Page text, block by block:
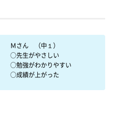
Ｍさん　（中１）
○先生がやさしい
○勉強がわかりやすい
○成績が上がった